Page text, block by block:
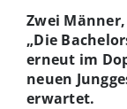
Zwei
„Die
erneut im
neuen
erwartet.